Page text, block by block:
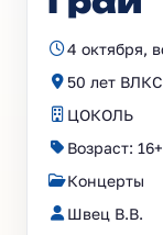
4 октября,
50 лет
ЦОКОЛЬ
Возраст: 16+
Концерты
Швец В.В.